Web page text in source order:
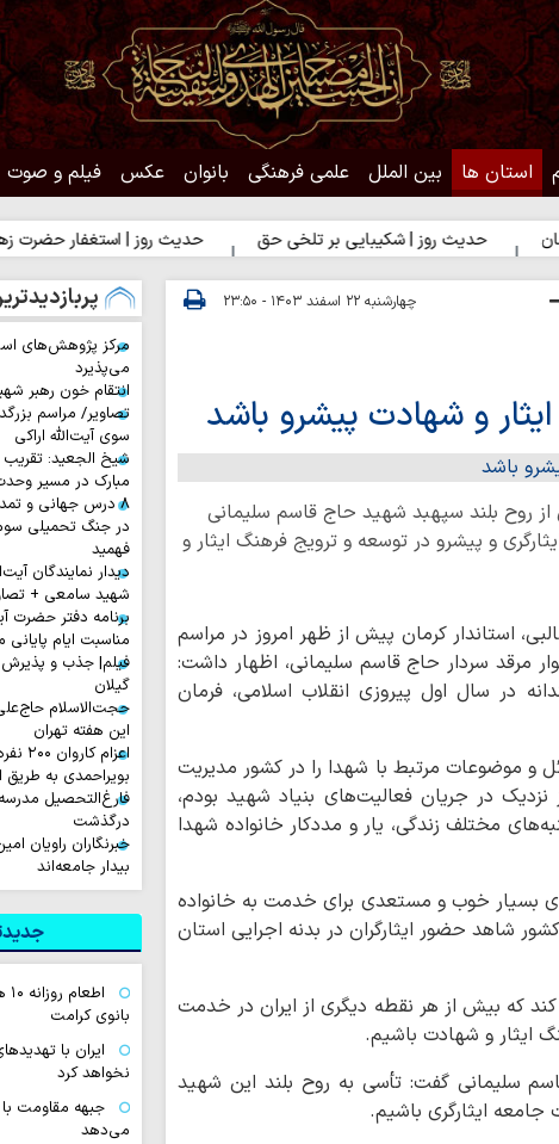
استان ها بین الملل علمی فرهنگی بانوان عکس فیلم و صوت
روز | شکیبایی بر تلخی حق حدیث روز | استغفار حضرت زهرا(س)
چهارشنبه ۲۲ اسفند ۱۴۰۳ - ۲۳:۵۰
و شهادت پیشرو باشد
روح بلند سپهبد شهید حاج قاسم سلیمانی
و پیشرو در توسعه و ترویج فرهنگ ایثار و
استاندار کرمان پیش از ظهر امروز در مراسم
مرقد سردار حاج قاسم سلیمانی، اظهار داشت:
در سال اول پیروزی انقلاب اسلامی، فرمان
و موضوعات مرتبط با شهدا را در کشور مدیریت
در جریان فعالیت‌های بنیاد شهید بودم،
مختلف زندگی، یار و مددکار خانواده شهدا
بسیار خوب و مستعدی برای خدمت به خانواده
شاهد حضور ایثارگران در بدنه اجرایی استان
که بیش از هر نقطه دیگری از ایران در خدمت
ایثار و شهادت باشیم.
سلیمانی گفت: تأسی به روح بلند این شهید
ایثارگری باشیم.
مرکز پژوهش‌های
می‌پذیرد
انتقام خون رهبر
تصاویر/ مراسم
سوی آیت‌الله اراکی
شیخ الجعید: تقریب
مبارک در مسیر
۸ درس جهانی و
در جنگ تحمیلی
فهمید
دیدار نمایندگان
شهید سامعی +
برنامه دفتر حضرت
مناسبت ایام پایانی
فیلم| جذب و پذیرش
گیلان
حجت‌الاسلام
این هفته تهران
بویراحمدی به
فارغ‌التحصیل
درگذشت
خبرنگاران راویان
بیدار جامعه‌اند
بانوی کرامت
ایران با
نخواهد کرد
جبهه مقاومت
می‌دهد